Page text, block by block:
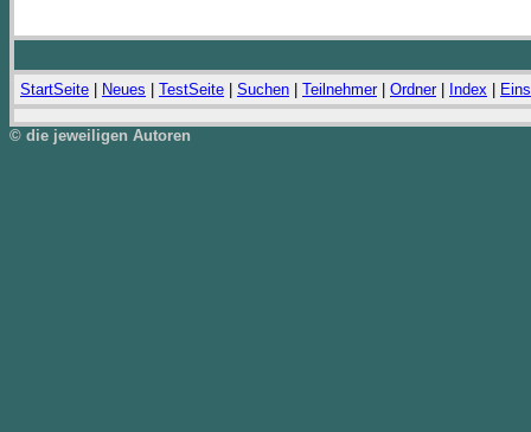
StartSeite Neues TestSeite Suchen Teilnehmer| Ordner| Index
© die jeweiligen Autoren